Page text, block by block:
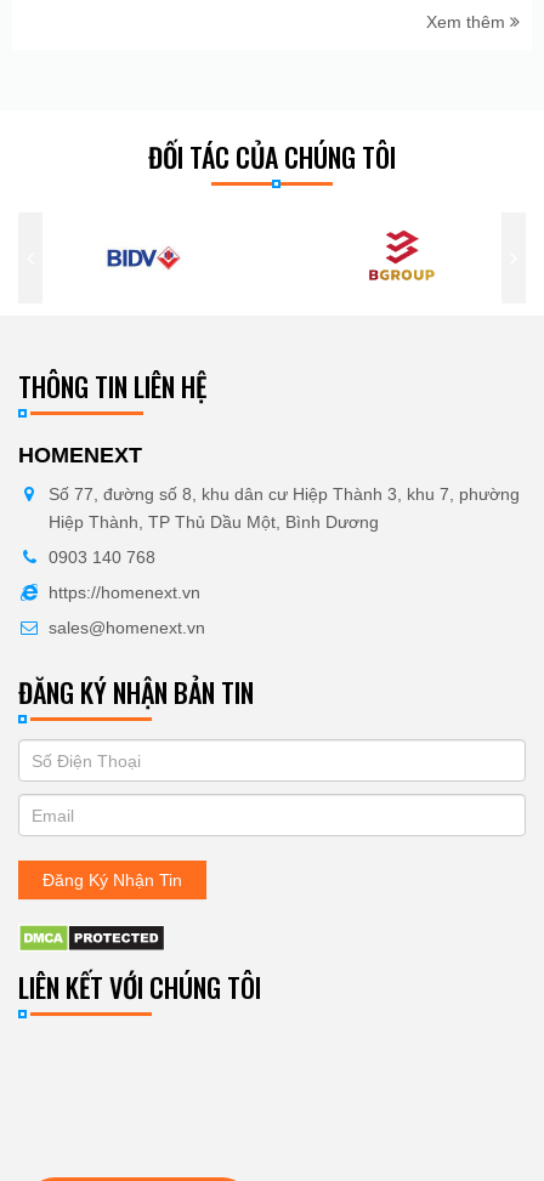
Xem thêm
ĐỐI TÁC CỦA CHÚNG TÔI
THÔNG TIN LIÊN HỆ
HOMENEXT
Số 77, đường số 8, khu dân cư Hiệp Thành 3, khu 7, phường
Hiệp Thành, TP Thủ Dầu Một, Bình Dương
0903 140 768
https://homenext.vn
sales@homenext.vn
ĐĂNG KÝ NHẬN BẢN TIN
ĐĂNG
KÝ
NHẬN
BẢN
TIN
you
are
human,
leave
this
blank.
Đăng Ký Nhận Tin
LIÊN KẾT VỚI CHÚNG TÔI